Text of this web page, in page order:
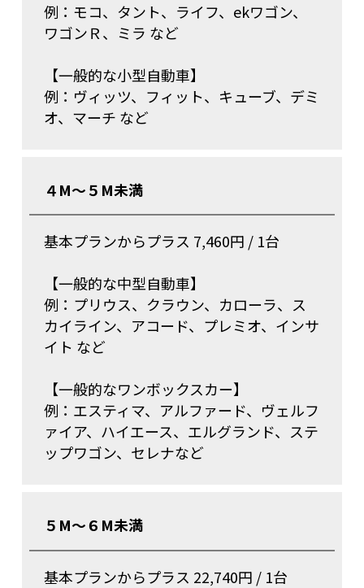
例：モコ、タント、ライフ、ekワゴン、
ワゴンＲ、ミラ など
【一般的な小型自動車】
例：ヴィッツ、フィット、キューブ、デミ
オ、マーチ など
４M～５M未満
基本プランからプラス 7,460円 / 1台
【一般的な中型自動車】
例：プリウス、クラウン、カローラ、ス
カイライン、アコード、プレミオ、インサ
イト など
【一般的なワンボックスカー】
例：エスティマ、アルファード、ヴェルフ
ァイア、ハイエース、エルグランド、ステ
ップワゴン、セレナなど
５M～６M未満
基本プランからプラス 22,740円 / 1台